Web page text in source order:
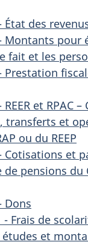
État des
Montants pour
fait et les
Prestation
et RPAC
transferts et
ou du REEP
Cotisations et
de pensions du
Dons
- Frais de
et